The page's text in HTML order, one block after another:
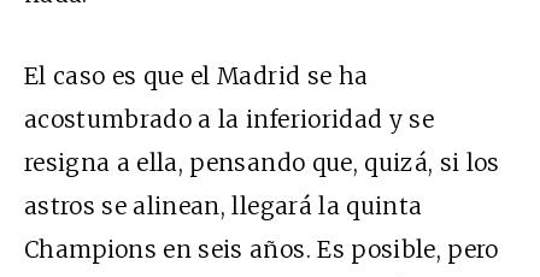
El caso es que el Madrid se ha
acostumbrado a la inferioridad y se
resigna a ella, pensando que, quizá, si los
astros se alinean, llegará la quinta
Champions en seis años. Es posible, pero